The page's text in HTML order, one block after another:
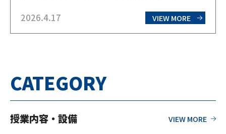
学校の卒業制作「ちょっとワケありブライダ
ル」とは 愛知芸術高等専修学校のファッショ
2026.4.17 VIEW MORE
CATEGORY
授業内容・設備